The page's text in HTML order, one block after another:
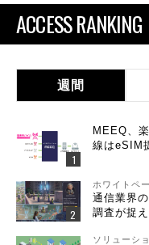
ACCESS RANKING
週間
MEEQ、
線はeSIM
ホワイトペ
通信業界
調査が捉
ソリューシ